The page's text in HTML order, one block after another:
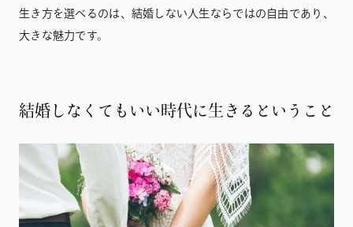
生き方を選べるのは、結婚しない人生ならではの自由であり、
大きな魅力です。
結婚しなくてもいい時代に生きるということ